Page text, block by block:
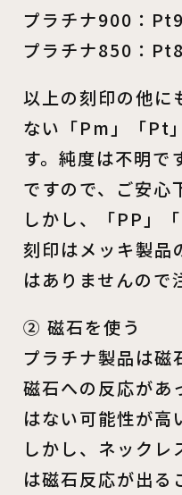
プラチナ900：
プラチナ850：
以上の刻印の他に
ない「Pm」「Pt
す。純度は不明で
ですので、ご安心
しかし、「PP」
刻印はメッキ製品
はありませんので
② 磁石を使う
プラチナ製品は磁
磁石への反応があ
はない可能性が高
しかし、ネックレ
は磁石反応が出る